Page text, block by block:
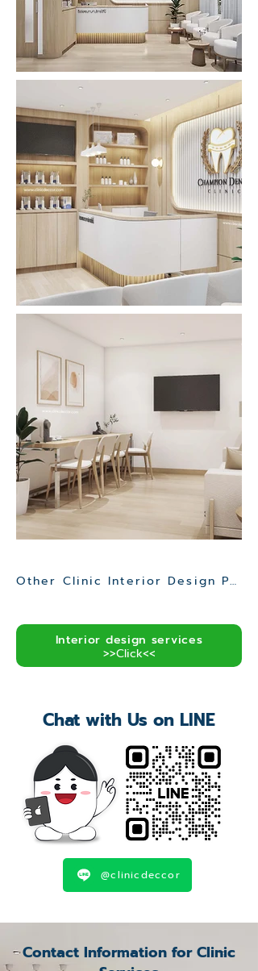
Other Clinic Interior Design Project>>
Interior design services
>>Click<<
Chat with Us on LINE
@clinicdeccor
Contact Information for Clinic